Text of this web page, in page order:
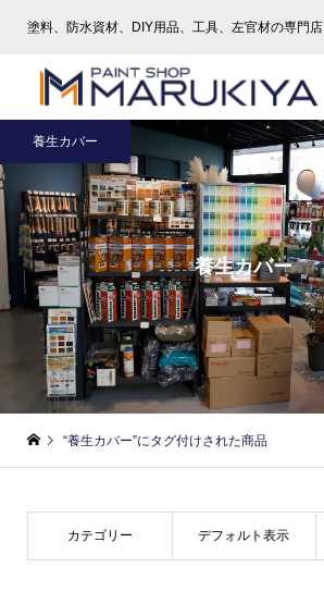
塗料、防水資材、DIY用品、工具、左官材の専門店
養生カバー
養生カバー
“養生カバー”にタグ付けされた商品
カテゴリー デフォルト表示